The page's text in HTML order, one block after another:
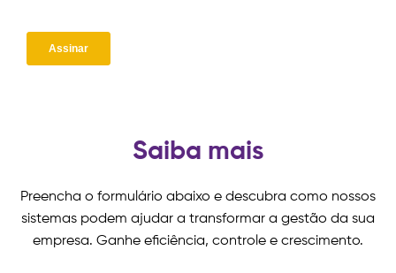
Saiba mais
Preencha o formulário abaixo e descubra como nossos
sistemas podem ajudar a transformar a gestão da sua
empresa. Ganhe eficiência, controle e crescimento.